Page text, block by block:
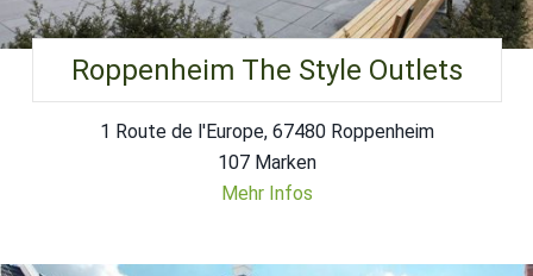
Roppenheim The Style Outlets
1 Route de l'Europe, 67480 Roppenheim
107 Marken
Mehr Infos